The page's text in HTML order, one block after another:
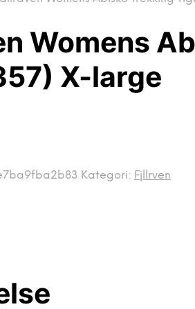
Womens
X-large
Kategori: Fjllrven